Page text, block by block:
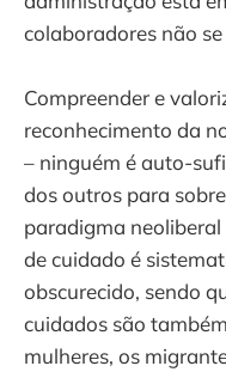
colaboradores não
Compreender e
reconhecimento da
– ninguém é auto-
dos outros para
paradigma
de cuidado é
obscurecido, sendo
cuidados são
mulheres, os